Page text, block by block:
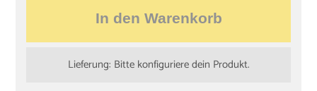
In den Warenkorb
Lieferung: Bitte konfiguriere dein Produkt.